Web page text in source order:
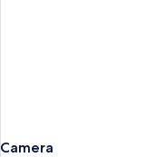
Camera